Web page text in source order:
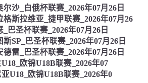
沙_白俄杯联赛_2026年07月26日
斯拉维亚_捷甲联赛_2026年07月26
巴圣杯联赛_2026年07月26日
SP_巴圣杯联赛_2026年07月26日
雷_巴圣杯联赛_2026年07月26日
欧锦U18B联赛_2026年07
U18_欧锦U18B联赛_2026年0